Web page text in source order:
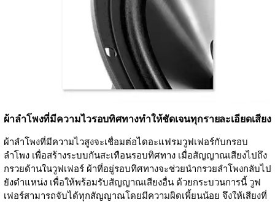
ผ้าลำโพงที่มีความไวรอบทิศทางทำให้ชัดเจนทุกรายละเอียดเสียง
ผ้าลำโพงที่มีความไวสูงจะเชื่อมต่อไดอะแฟรมวูฟเฟอร์กับกรอบ
ลำโพง เพื่อสร้างระบบกันสะเทือนรอบทิศทาง เมื่อสัญญาณเสียงไปถึง
กรวยด้านในวูฟเฟอร์ ผ้าที่อยู่รอบทิศทางจะช่วยนำกรวยลำโพงกลับไป
ยังตำแหน่ง เพื่อให้พร้อมรับสัญญาณเสียงอื่น ด้วยกระบวนการนี้ วูฟ
เฟอร์สามารถจับได้ทุกสัญญาณโดยมีความผิดเพี้ยนน้อย จึงให้เสียงที่